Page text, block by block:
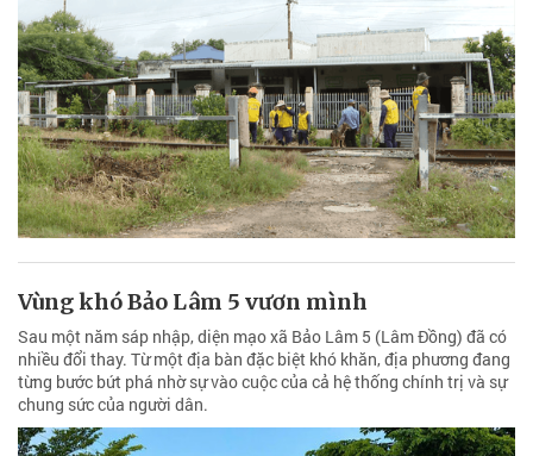
Vùng khó Bảo Lâm 5 vươn mình
Sau một năm sáp nhập, diện mạo xã Bảo Lâm 5 (Lâm Đồng) đã có
nhiều đổi thay. Từ một địa bàn đặc biệt khó khăn, địa phương đang
từng bước bứt phá nhờ sự vào cuộc của cả hệ thống chính trị và sự
chung sức của người dân.